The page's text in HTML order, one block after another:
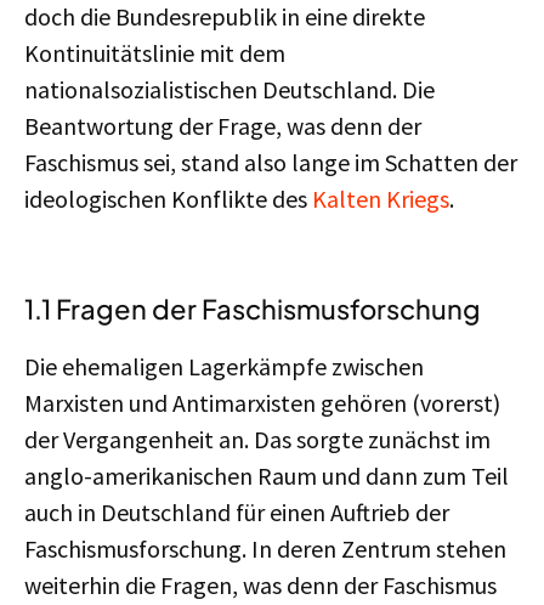
doch die Bundesrepublik in eine direkte
Kontinuitätslinie mit dem
nationalsozialistischen Deutschland. Die
Beantwortung der Frage, was denn der
Faschismus sei, stand also lange im Schatten der
ideologischen Konflikte des Kalten Kriegs.
1.1 Fragen der Faschismusforschung
Die ehemaligen Lagerkämpfe zwischen
Marxisten und Antimarxisten gehören (vorerst)
der Vergangenheit an. Das sorgte zunächst im
anglo-amerikanischen Raum und dann zum Teil
auch in Deutschland für einen Auftrieb der
Faschismusforschung. In deren Zentrum stehen
weiterhin die Fragen, was denn der Faschismus